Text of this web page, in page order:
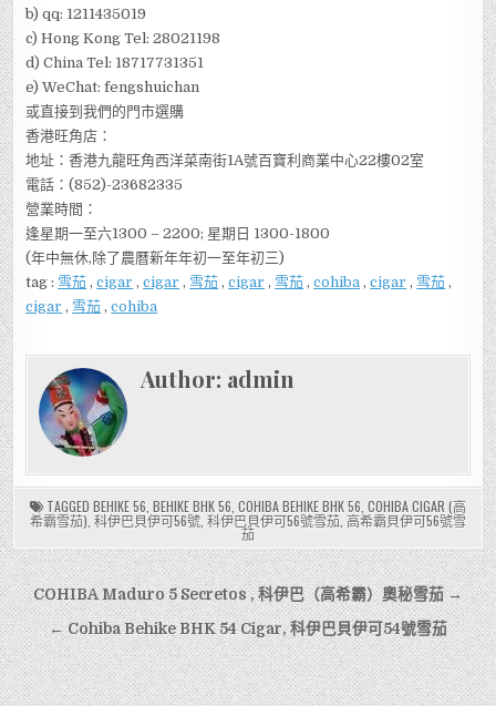
b) qq: 1211435019
c) Hong Kong Tel: 28021198
d) China Tel: 18717731351
e) WeChat: fengshuichan
或直接到我們的門市選購
香港旺角店：
地址：香港九龍旺角西洋菜南街1A號百寶利商業中心22樓02室
電話：(852)-23682335
營業時間：
逢星期一至六1300 – 2200; 星期日 1300-1800
(年中無休,除了農曆新年年初一至年初三)
tag : 雪茄 ,cigar ,cigar , 雪茄 ,cigar , 雪茄 ,cohiba ,cigar , 雪茄 ,
cigar , 雪茄 ,cohiba
Author: admin
TAGGED BEHIKE 56 BEHIKE BHK 56 COHIBA BEHIKE BHK 56 COHIBA CIGAR (高
希霸雪茄) 科伊巴貝伊可56號 科伊巴貝伊可56號雪茄 高希霸貝伊可56號雪
茄
文
章
導
覽
COHIBA Maduro 5 Secretos , 科伊巴（高希霸）奧秘雪茄 →
← Cohiba Behike BHK 54 Cigar, 科伊巴貝伊可54號雪茄